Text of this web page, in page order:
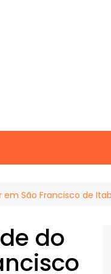
São Francisco de
do